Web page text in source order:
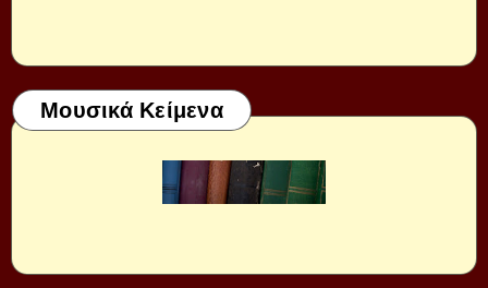
Μουσικά Κείμενα